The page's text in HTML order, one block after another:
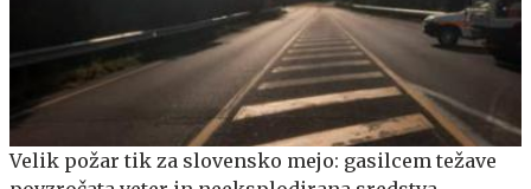
Velik požar tik za slovensko mejo: gasilcem težave